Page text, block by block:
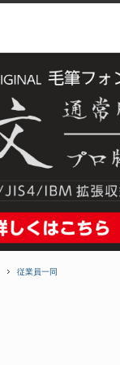
従業員一同